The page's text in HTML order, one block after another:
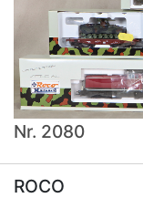
Nr. 2080
ROCO